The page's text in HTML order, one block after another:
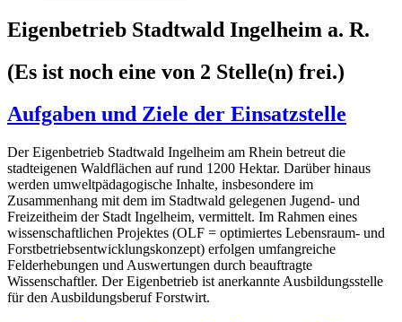
Eigenbetrieb Stadtwald Ingelheim a. R.
(Es ist noch eine von 2 Stelle(n) frei.)
Aufgaben und Ziele der Einsatzstelle
Der Eigenbetrieb Stadtwald Ingelheim am Rhein betreut die
stadteigenen Waldflächen auf rund 1200 Hektar. Darüber hinaus
werden umweltpädagogische Inhalte, insbesondere im
Zusammenhang mit dem im Stadtwald gelegenen Jugend- und
Freizeitheim der Stadt Ingelheim, vermittelt. Im Rahmen eines
wissenschaftlichen Projektes (OLF = optimiertes Lebensraum- und
Forstbetriebsentwicklungskonzept) erfolgen umfangreiche
Felderhebungen und Auswertungen durch beauftragte
Wissenschaftler. Der Eigenbetrieb ist anerkannte Ausbildungsstelle
für den Ausbildungsberuf Forstwirt.